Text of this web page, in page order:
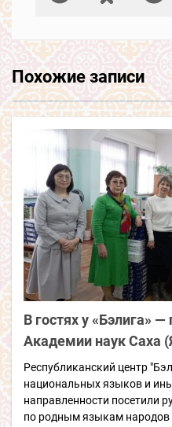
Похожие записи
В гостях у «Бэлига»
Академии наук Саха
Республиканский центр
национальных языков и
направленности посетили
по родным языкам народов